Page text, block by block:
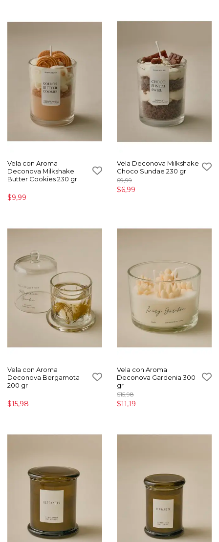
Vela con Aroma
Deconova Milkshake
Butter Cookies 230 gr
$9,99
Vela Deconova Milkshake
Choco Sundae 230 gr
$9,99
$6,99
Vela con Aroma
Deconova Bergamota
200 gr
$15,98
Vela con Aroma
Deconova Gardenia 300
gr
$15,98
$11,19